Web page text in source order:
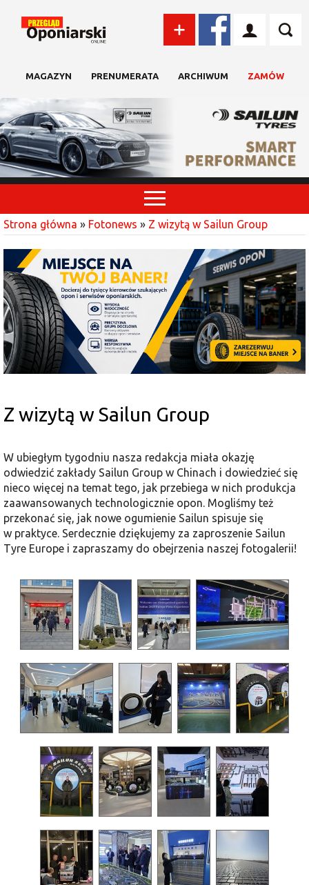
MAGAZYN PRENUMERATA ARCHIWUM ZAMÓW
Strona główna » Fotonews » Z wizytą w Sailun Group
Z wizytą w Sailun Group
W ubiegłym tygodniu nasza redakcja miała okazję
odwiedzić zakłady Sailun Group w Chinach i dowiedzieć się
nieco więcej na temat tego, jak przebiega w nich produkcja
zaawansowanych technologicznie opon. Mogliśmy też
przekonać się, jak nowe ogumienie Sailun spisuje się
w praktyce. Serdecznie dziękujemy za zaproszenie Sailun
Tyre Europe i zapraszamy do obejrzenia naszej fotogalerii!